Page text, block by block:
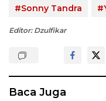
#Sonny Tandra
Editor: Dzulfikar
Baca Juga